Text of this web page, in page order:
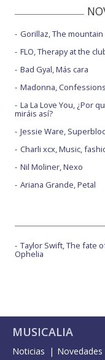
Gorillaz, The mountain
FLO, Therapy at the
Bad Gyal, Más cara
Madonna,
La La Love You, ¿Por
miráis así?
Jessie Ware,
Charli xcx, Music,
Nil Moliner, Nexo
Ariana Grande, Petal
Taylor Swift, The fate
Ophelia
MUSICALIA
Noticias Novedades